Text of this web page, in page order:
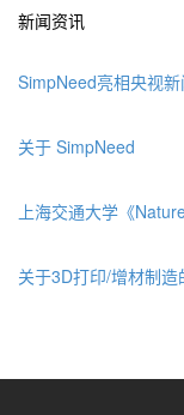
新闻资讯
SimpNeed亮相央视
关于 SimpNeed
上海交通大学《
关于3D打印/增材制造